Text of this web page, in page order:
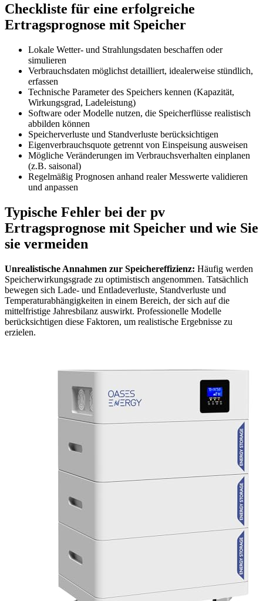
Checkliste für eine erfolgreiche
Ertragsprognose mit Speicher
Lokale Wetter- und Strahlungsdaten beschaffen oder
simulieren
Verbrauchsdaten möglichst detailliert, idealerweise stündlich,
erfassen
Technische Parameter des Speichers kennen (Kapazität,
Wirkungsgrad, Ladeleistung)
Software oder Modelle nutzen, die Speicherflüsse realistisch
abbilden können
Speicherverluste und Standverluste berücksichtigen
Eigenverbrauchsquote getrennt von Einspeisung ausweisen
Mögliche Veränderungen im Verbrauchsverhalten einplanen
(z.B. saisonal)
Regelmäßig Prognosen anhand realer Messwerte validieren
und anpassen
Typische Fehler bei der pv
Ertragsprognose mit Speicher und wie Sie
sie vermeiden
Unrealistische Annahmen zur Speichereffizienz: Häufig werden
Speicherwirkungsgrade zu optimistisch angenommen. Tatsächlich
bewegen sich Lade- und Entladeverluste, Standverluste und
Temperaturabhängigkeiten in einem Bereich, der sich auf die
mittelfristige Jahresbilanz auswirkt. Professionelle Modelle
berücksichtigen diese Faktoren, um realistische Ergebnisse zu
erzielen.